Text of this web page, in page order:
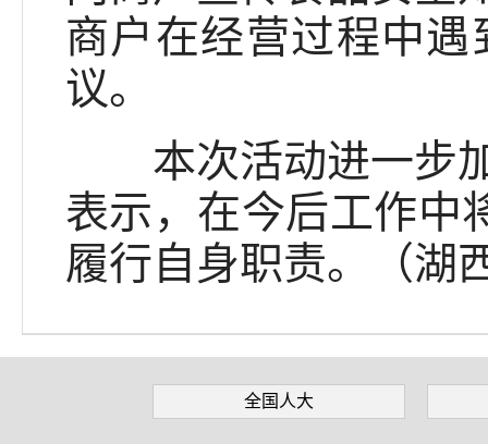
商户在经营过程中
议。
本次活动进一步加
表示，在今后工作中
履行自身职责。（湖
全国人大